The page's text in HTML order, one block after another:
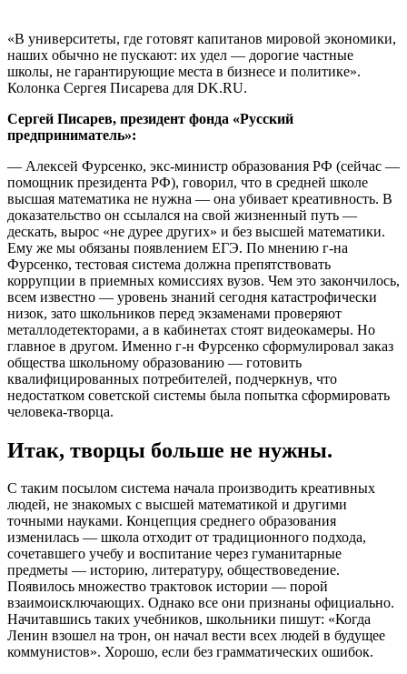
«В университеты, где готовят капитанов мировой экономики,
наших обычно не пускают: их удел — дорогие частные
школы, не гарантирующие места в бизнесе и политике».
Колонка Сергея Писарева для DK.RU.
Сергей Писарев, президент фонда «Русский
предприниматель»:
— Алексей Фурсенко, экс-министр образования РФ (сейчас —
помощник президента РФ), говорил, что в средней школе
высшая математика не нужна — она убивает креативность. В
доказательство он ссылался на свой жизненный путь —
дескать, вырос «не дурее других» и без высшей математики.
Ему же мы обязаны появлением ЕГЭ. По мнению г-на
Фурсенко, тестовая система должна препятствовать
коррупции в приемных комиссиях вузов. Чем это закончилось,
всем известно — уровень знаний сегодня катастрофически
низок, зато школьников перед экзаменами проверяют
металлодетекторами, а в кабинетах стоят видеокамеры. Но
главное в другом. Именно г-н Фурсенко сформулировал заказ
общества школьному образованию — готовить
квалифицированных потребителей, подчеркнув, что
недостатком советской системы была попытка сформировать
человека-творца.
Итак, творцы больше не нужны.
С таким посылом система начала производить креативных
людей, не знакомых с высшей математикой и другими
точными науками. Концепция среднего образования
изменилась — школа отходит от традиционного подхода,
сочетавшего учебу и воспитание через гуманитарные
предметы — историю, литературу, обществоведение.
Появилось множество трактовок истории — порой
взаимоисключающих. Однако все они признаны официально.
Начитавшись таких учебников, школьники пишут: «Когда
Ленин взошел на трон, он начал вести всех людей в будущее
коммунистов». Хорошо, если без грамматических ошибок.